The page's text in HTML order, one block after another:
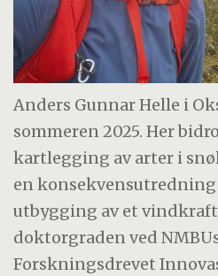
Anders Gunnar Helle i
sommeren 2025. Her
kartlegging av arter i
en
utbygging av et
doktorgraden ved
Forskningsdrevet